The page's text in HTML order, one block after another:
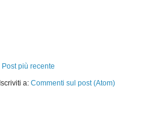
Post più recente
Iscriviti a: Commenti sul post (Atom)